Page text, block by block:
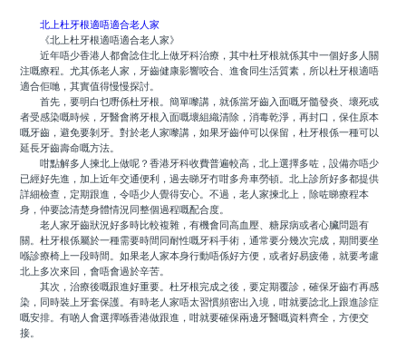
北上杜牙根適唔適合老人家
《北上杜牙根適唔適合老人家》
近年唔少香港人都會諗住北上做牙科治療，其中杜牙根就係其中一個好多人關
注嘅療程。尤其係老人家，牙齒健康影響咬合、進食同生活質素，所以杜牙根適唔
適合佢哋，其實值得慢慢探討。
首先，要明白乜嘢係杜牙根。簡單嚟講，就係當牙齒入面嘅牙髓發炎、壞死或
者受感染嘅時候，牙醫會將牙根入面嘅壞組織清除，消毒乾淨，再封口，保住原本
嘅牙齒，避免要剝牙。對於老人家嚟講，如果牙齒仲可以保留，杜牙根係一種可以
延長牙齒壽命嘅方法。
咁點解多人揀北上做呢？香港牙科收費普遍較高，北上選擇多咗，設備亦唔少
已經好先進，加上近年交通便利，過去睇牙冇咁多舟車勞頓。北上診所好多都提供
詳細檢查，定期跟進，令唔少人覺得安心。不過，老人家揀北上，除咗睇療程本
身，仲要諗清楚身體情況同整個過程嘅配合度。
老人家牙齒狀況好多時比較複雜，有機會同高血壓、糖尿病或者心臟問題有
關。杜牙根係屬於一種需要時間同耐性嘅牙科手術，通常要分幾次完成，期間要坐
喺診療椅上一段時間。如果老人家本身行動唔係好方便，或者好易疲倦，就要考慮
北上多次來回，會唔會過於辛苦。
其次，治療後嘅跟進好重要。杜牙根完成之後，要定期覆診，確保牙齒冇再感
染，同時裝上牙套保護。有時老人家唔太習慣頻密出入境，咁就要諗北上跟進診症
嘅安排。有啲人會選擇喺香港做跟進，咁就要確保兩邊牙醫嘅資料齊全，方便交
接。